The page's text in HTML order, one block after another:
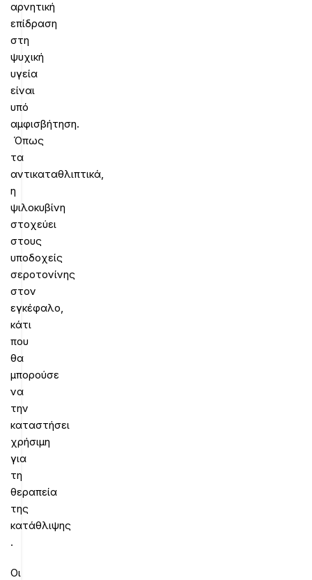
αρνητική
επίδραση
στη
ψυχική
υγεία
είναι
υπό
αμφισβήτηση.
Όπως
τα
αντικαταθλιπτικά,
η
ψιλοκυβίνη
στοχεύει
στους
υποδοχείς
σεροτονίνης
στον
εγκέφαλο,
κάτι
που
θα
μπορούσε
να
την
καταστήσει
χρήσιμη
για
τη
θεραπεία
της
κατάθλιψης
.
Οι